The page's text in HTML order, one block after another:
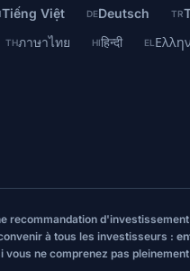
Tiếng Việt DEDeutsch TR
THภาษาไทย HIहिन्दी EL
recommandation
à tous les investisseurs :
ne comprenez pas